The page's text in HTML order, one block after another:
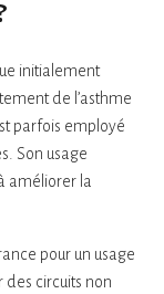
initialement
de l’asthme
parfois employé
Son usage
améliorer la
pour un usage
circuits non